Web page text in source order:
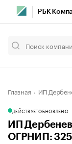
РБК
Главная ИП
ДЕЙСТВУЕТОБНОВЛЕНО
ИП
ОГРНИП: